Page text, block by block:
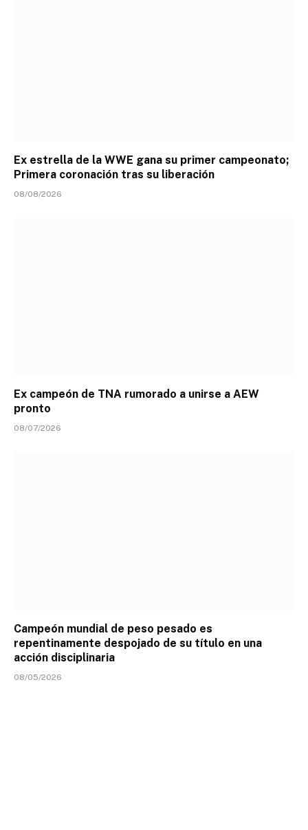
Ex estrella de la WWE gana su primer campeonato;
Primera coronación tras su liberación
08/08/2026
Ex campeón de TNA rumorado a unirse a AEW
pronto
08/07/2026
Campeón mundial de peso pesado es
repentinamente despojado de su título en una
acción disciplinaria
08/05/2026